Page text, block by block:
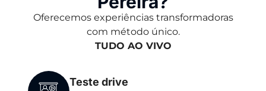
Oferecemos experiências transformadoras
com método único.
TUDO AO VIVO
Teste drive